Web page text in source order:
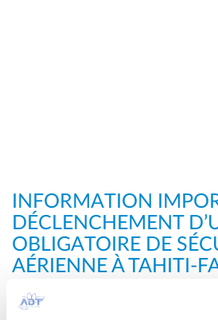
INFORMATION
DÉCLENCHEMENT
OBLIGATOIRE DE
AÉRIENNE À TAHITI-
Comme annoncé
obligatoire de sécurité aérienne